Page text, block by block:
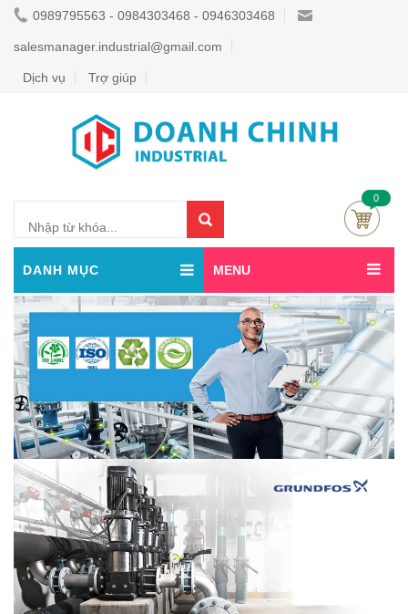
0989795563 - 0984303468 - 0946303468
salesmanager.industrial@gmail.com
Dịch vụ Trợ giúp
0
DANH MỤC MENU